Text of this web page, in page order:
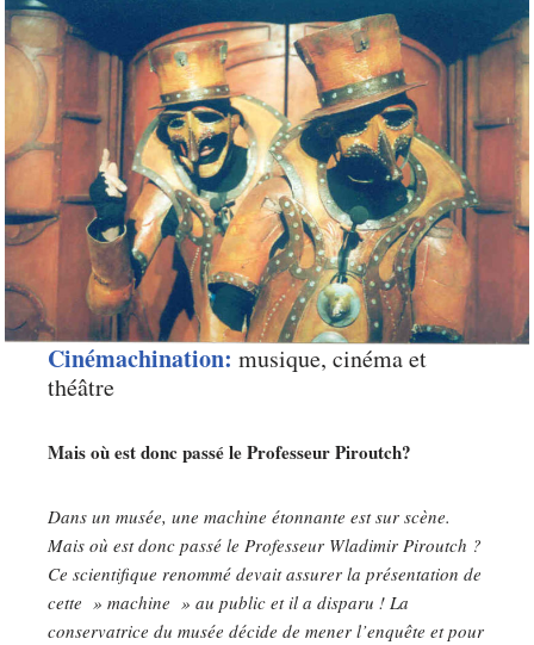
Cinémachination: musique, cinéma et
théâtre
Mais où est donc passé le Professeur Piroutch?
Dans un musée, une machine étonnante est sur scène.
Mais où est donc passé le Professeur Wladimir Piroutch ?
Ce scientifique renommé devait assurer la présentation de
cette » machine » au public et il a disparu ! La
conservatrice du musée décide de mener l’enquête et pour